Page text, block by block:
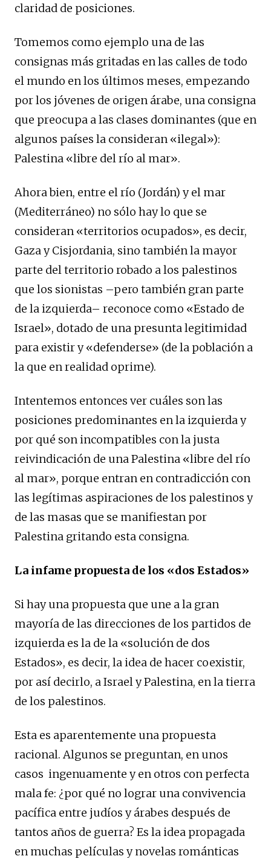
claridad de posiciones.
Tomemos como ejemplo una de las
consignas más gritadas en las calles de todo
el mundo en los últimos meses, empezando
por los jóvenes de origen árabe, una consigna
que preocupa a las clases dominantes (que en
algunos países la consideran «ilegal»):
Palestina «libre del río al mar».
Ahora bien, entre el río (Jordán) y el mar
(Mediterráneo) no sólo hay lo que se
consideran «territorios ocupados», es decir,
Gaza y Cisjordania, sino también la mayor
parte del territorio robado a los palestinos
que los sionistas –pero también gran parte
de la izquierda– reconoce como «Estado de
Israel», dotado de una presunta legitimidad
para existir y «defenderse» (de la población a
la que en realidad oprime).
Intentemos entonces ver cuáles son las
posiciones predominantes en la izquierda y
por qué son incompatibles con la justa
reivindicación de una Palestina «libre del río
al mar», porque entran en contradicción con
las legítimas aspiraciones de los palestinos y
de las masas que se manifiestan por
Palestina gritando esta consigna.
La infame propuesta de los «dos Estados»
Si hay una propuesta que une a la gran
mayoría de las direcciones de los partidos de
izquierda es la de la «solución de dos
Estados», es decir, la idea de hacer coexistir,
por así decirlo, a Israel y Palestina, en la tierra
de los palestinos.
Esta es aparentemente una propuesta
racional. Algunos se preguntan, en unos
casos ingenuamente y en otros con perfecta
mala fe: ¿por qué no lograr una convivencia
pacífica entre judíos y árabes después de
tantos años de guerra? Es la idea propagada
en muchas películas y novelas románticas